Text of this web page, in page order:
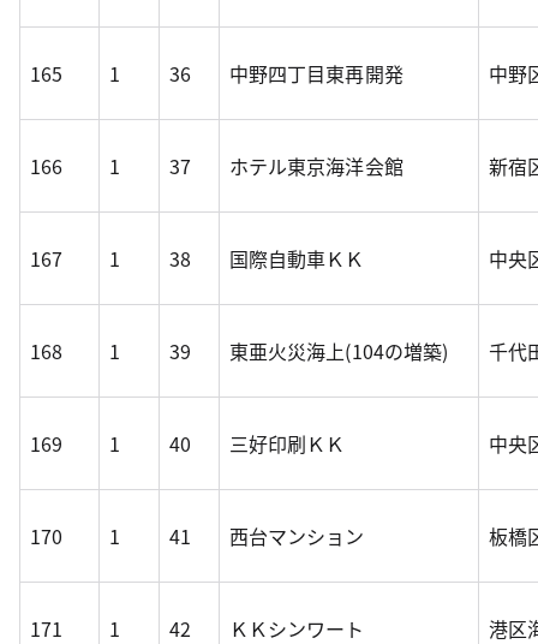
165 1 36 中野四丁目東再開発 中野
166 1 37 ホテル東京海洋会館 新宿
167 1 38 国際自動車ＫＫ 中央
168 1 39 東亜火災海上(104の増築) 千代
169 1 40 三好印刷ＫＫ 中央
170 1 41 西台マンション 板橋
171 1 42 ＫＫシンワート 港区